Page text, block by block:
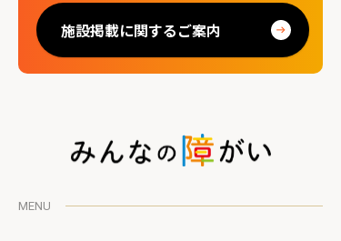
施設掲載に関するご案内
MENU